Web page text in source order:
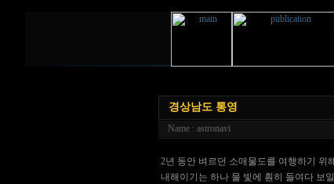
경상남도 통영
Name : astronavi
2년 동안 벼르던 소매물도를 여행하기 위
내해이기는 하나 물 빛에 훤히 들여다 보